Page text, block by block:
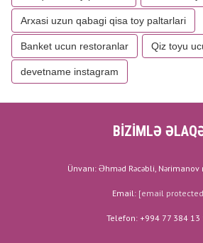
Arxasi uzun qabagi qisa toy paltarlari
Banket ucun restoranlar Qiz toyu
devetname instagram
BİZİMLƏ
Ünvanı: Əhməd Rəcəbli, Nərimanov
Email: [email
Telefon: +994 77 384 13